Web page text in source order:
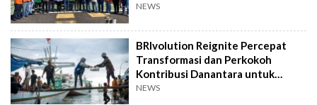
NEWS
BRIvolution Reignite Percepat
Transformasi dan Perkokoh
Kontribusi Danantara untuk
Ekonomi Nasional
NEWS